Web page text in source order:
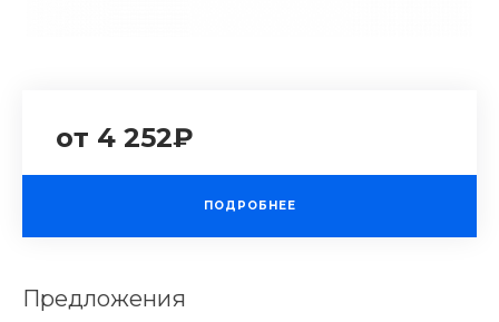
от 4 252₽
ПОДРОБНЕЕ
Предложения